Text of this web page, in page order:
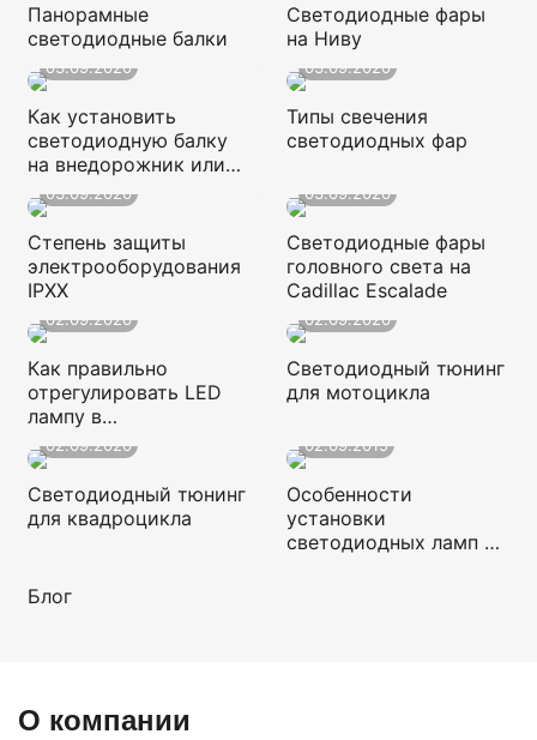
Панорамные
светодиодные балки
Светодиодные фары
на Ниву
03.09.2020
Как установить
светодиодную балку
на внедорожник или
03.09.2020
Типы свечения
светодиодных фар
03.09.2020
Степень защиты
электрооборудования
IPXX
03.09.2020
Cветодиодные фары
головного света на
Cadillac Escalade
02.09.2020
Как правильно
отрегулировать LED
лампу в
фарах?
02.09.2020
Светодиодный тюнинг
для мотоцикла
02.09.2020
Светодиодный тюнинг
для квадроцикла
02.09.2015
Особенности
установки
светодиодных ламп в
Блог
О компании